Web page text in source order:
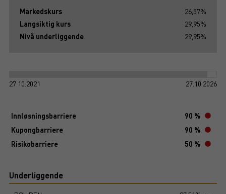
Markedskurs
26,57%
Langsiktig kurs
29,95%
Nivå underliggende
29,95%
27.10.2021 27.10.2026
Innløsningsbarriere
90 %
Kupongbarriere
90 %
Risikobarriere
50 %
Underliggende